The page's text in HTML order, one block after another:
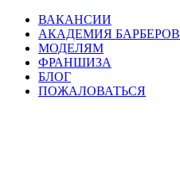
ВАКАНСИИ
АКАДЕМИЯ БАРБЕРОВ
МОДЕЛЯМ
ФРАНШИЗА
БЛОГ
ПОЖАЛОВАТЬСЯ